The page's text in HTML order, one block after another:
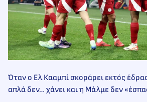
Όταν ο Ελ Κααμπί σκοράρει εκτός
απλά δεν… χάνει και η Μάλμε δεν